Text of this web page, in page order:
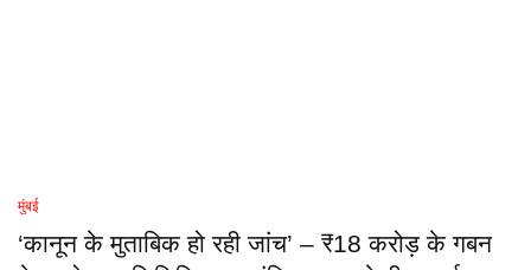
मुंबई
‘कानून के मुताबिक हो रही जांच’ – ₹18 करोड़ के गबन